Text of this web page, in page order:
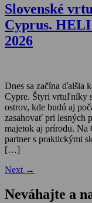
Slovenské
Cyprus.
2026
Dnes sa začína ďalšia
Cypre. Štyri vrtuľníky
ostrov, kde budú aj
zasahovať pri lesných
majetok aj prírodu. Na
partner s praktickými
[…]
Next →
Neváhajte a